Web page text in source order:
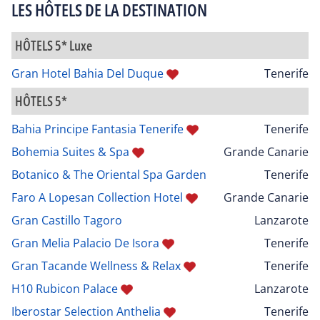
LES HÔTELS DE LA DESTINATION
HÔTELS 5* Luxe
Gran Hotel Bahia Del Duque Tenerife
HÔTELS 5*
Bahia Principe Fantasia Tenerife
Tenerife
Bohemia Suites & Spa
Grande Canarie
Botanico & The Oriental Spa Garden
Tenerife
Faro A Lopesan Collection Hotel
Grande Canarie
Gran Castillo Tagoro
Lanzarote
Gran Melia Palacio De Isora
Tenerife
Gran Tacande Wellness & Relax
Tenerife
H10 Rubicon Palace
Lanzarote
Iberostar Selection Anthelia
Tenerife